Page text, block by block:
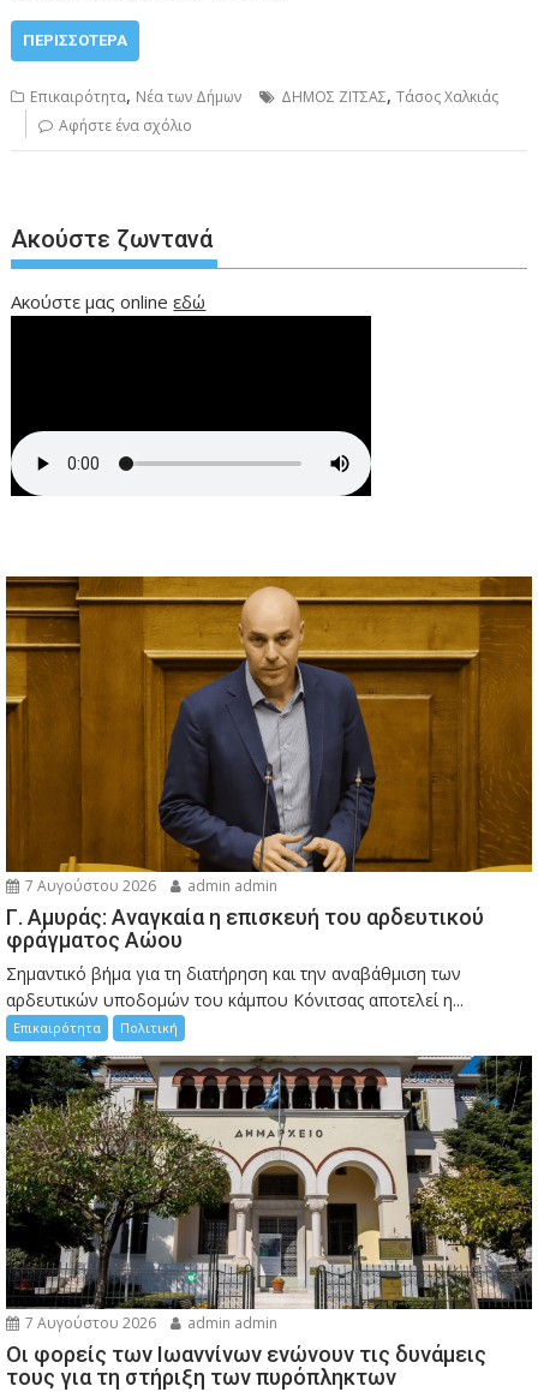
ΠΕΡΙΣΣΌΤΕΡΑ
Επικαιρότητα, Νέα των Δήμων ΔΗΜΟΣ ΖΙΤΣΑΣ,Τάσος Χαλκιάς
Αφήστε ένα σχόλιο
Ακούστε ζωντανά
Ακούστε μας onlineεδώ
7 Αυγούστου 2026 admin admin
Γ. Αμυράς: Αναγκαία η επισκευή του αρδευτικού
φράγματος Αώου
Σημαντικό βήμα για τη διατήρηση και την αναβάθμιση των
αρδευτικών υποδομών του κάμπου Κόνιτσας αποτελεί η...
Επικαιρότητα Πολιτική
7 Αυγούστου 2026 admin admin
Οι φορείς των Ιωαννίνων ενώνουν τις δυνάμεις
τους για τη στήριξη των πυρόπληκτων